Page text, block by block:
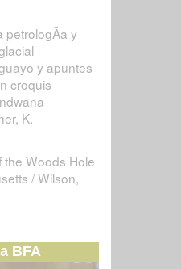
petrologÃ­a y
y apuntes
croquis
K.
Woods Hole
/ Wilson,
BFA